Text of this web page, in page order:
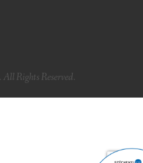
Rights Reserved.